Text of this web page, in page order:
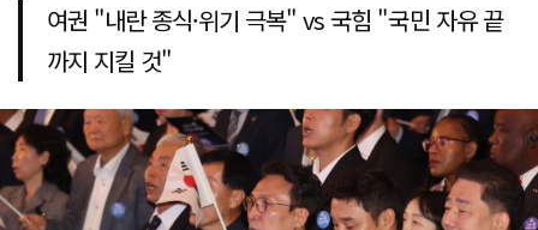
여권 "내란 종식·위기 극복" vs 국힘 "국민 자유 끝
까지 지킬 것"